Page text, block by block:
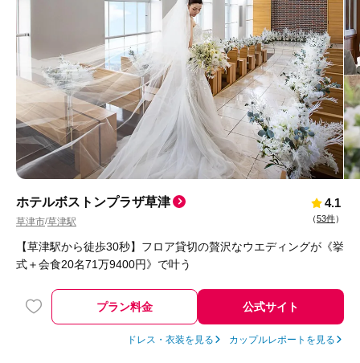
ホテルボストンプラザ草津
草津市/草津駅
4.1
（53件）
【草津駅から徒歩30秒】フロア貸切の贅沢なウエディングが《挙
式＋会食20名71万9400円》で叶う
プラン料金 公式サイト
ドレス・衣装を見る カップルレポートを見る